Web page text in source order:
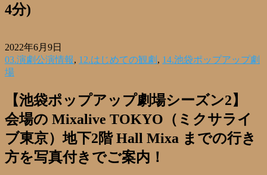
4分)
2022年6月9日
03.演劇公演情報, 12.はじめての観劇 , 14.池袋ポップアップ劇
場
【池袋ポップアップ劇場シーズン2】
会場の Mixalive TOKYO（ミクサライ
ブ東京）地下2階 Hall Mixa までの行き
方を写真付きでご案内！